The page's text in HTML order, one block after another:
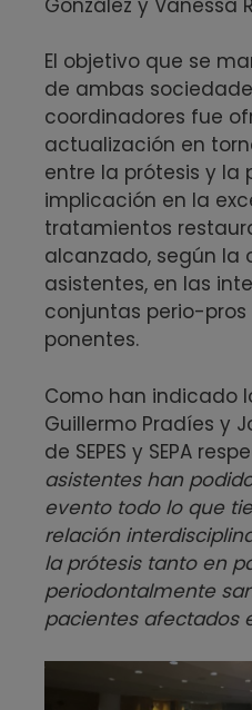
González y Vanessa
El objetivo que se
de ambas
coordinadores fue
actualización en
entre la prótesis y la
implicación en la
tratamientos
alcanzado, según la
asistentes, en las
conjuntas perio-
ponentes.
Como han indicado
Guillermo Pradíes y
de SEPES y SEPA
asistentes han
evento todo lo que
relación
la prótesis tanto en
periodontalmente
pacientes afectados